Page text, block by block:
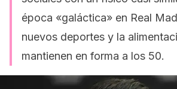
época «galáctica» en Real
nuevos deportes y la
mantienen en forma a los 50.